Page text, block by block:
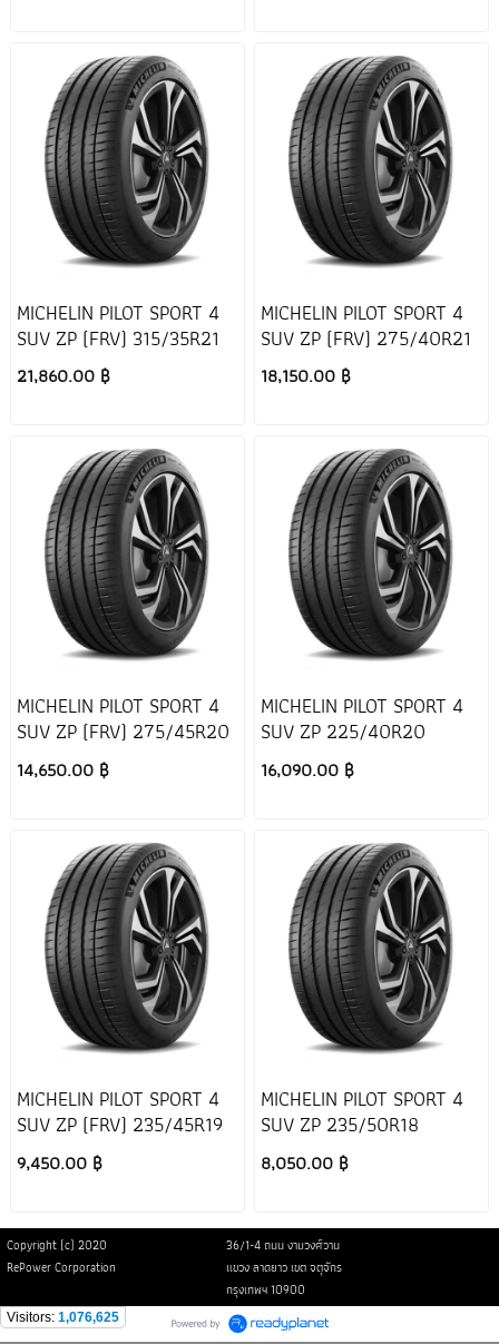
MICHELIN PILOT SPORT 4
SUV ZP (FRV) 315/35R21
21,860.00 ฿
MICHELIN PILOT SPORT 4
SUV ZP (FRV) 275/40R21
18,150.00 ฿
MICHELIN PILOT SPORT 4
SUV ZP (FRV) 275/45R20
14,650.00 ฿
MICHELIN PILOT SPORT 4
SUV ZP 225/40R20
16,090.00 ฿
MICHELIN PILOT SPORT 4
SUV ZP (FRV) 235/45R19
9,450.00 ฿
MICHELIN PILOT SPORT 4
SUV ZP 235/50R18
8,050.00 ฿
Copyright (c) 2020
36/1-4 ถนน งามวงศ์วาน
RePower Corporation
แขวง ลาดยาว เขต จตุจักร
กรุงเทพฯ 10900
Visitors: 1,076,625